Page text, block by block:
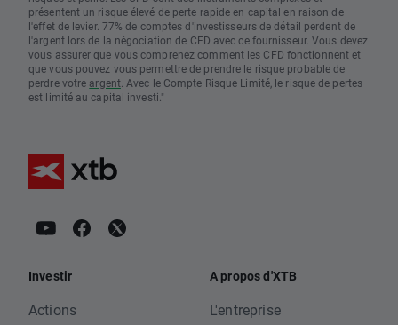
présentent un risque élevé de perte rapide en capital en raison de
l'effet de levier. 77% de comptes d'investisseurs de détail perdent de
l'argent lors de la négociation de CFD avec ce fournisseur. Vous devez
vous assurer que vous comprenez comment les CFD fonctionnent et
que vous pouvez vous permettre de prendre le risque probable de
perdre votre argent. Avec le Compte Risque Limité, le risque de pertes
est limité au capital investi."
Investir
Actions
A propos d'XTB
L'entreprise